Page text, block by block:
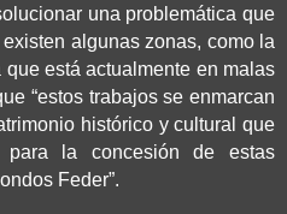
una problemática que
algunas zonas, como la
está actualmente en malas
“estos trabajos se enmarcan
histórico y cultural que
la concesión de estas
Feder”.